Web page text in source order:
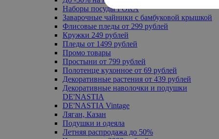
Наборы посуды FORA
Заварочные чайники с бамбуковой крышкой
Флисовые пледы от 299 рублей
Кружки 249 рублей
Пледы от 1499 рублей
Промо товары
Простыни от 799 рублей
Полотенце кухонное от 69 рублей
Декоративные растения от 439 рублей
Декоративные наволочки и подушки
DE'NASTIA
DE'NASTIA Vintage
Ляган, Казан
Подушки и одеяла
Летняя распродажа до 50%